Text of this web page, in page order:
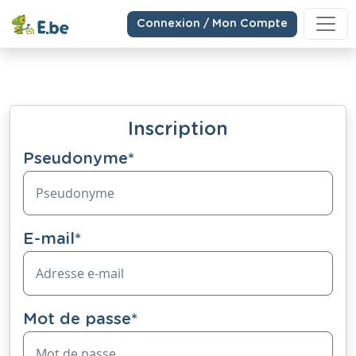
Connexion / Mon Compte
Inscription
Pseudonyme*
E-mail*
Mot de passe*